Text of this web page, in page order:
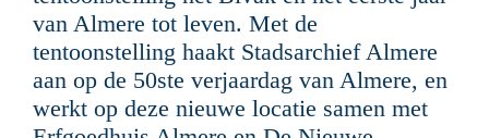
van Almere tot leven. Met de
tentoonstelling haakt Stadsarchief Almere
aan op de 50ste verjaardag van Almere, en
werkt op deze nieuwe locatie samen met